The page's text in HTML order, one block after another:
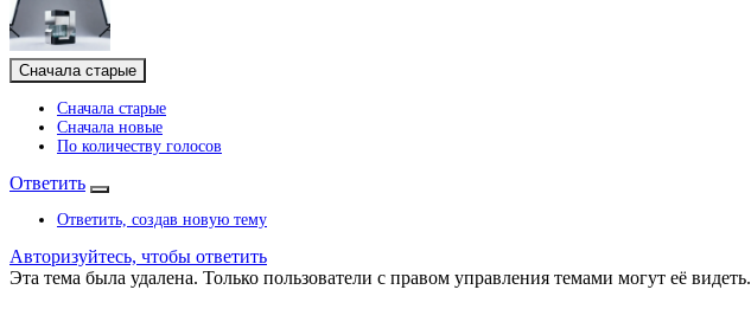
Сначала старые
Сначала старые
Сначала новые
По количеству голосов
Ответить
Ответить, создав новую тему
Авторизуйтесь, чтобы ответить
Эта тема была удалена. Только пользователи с правом управления темами могут её видеть.